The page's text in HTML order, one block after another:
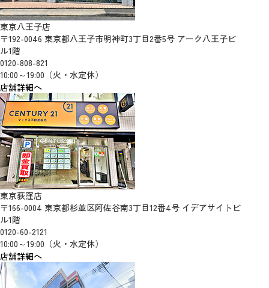
東京八王子店
〒192-0046 東京都八王子市明神町3丁目2番5号 アーク八王子ビ
ル1階
0120-808-821
10:00～19:00（火・水定休）
店舗詳細へ
東京荻窪店
〒166-0004 東京都杉並区阿佐谷南3丁目12番4号 イデアサイトビ
ル1階
0120-60-2121
10:00～19:00（火・水定休）
店舗詳細へ